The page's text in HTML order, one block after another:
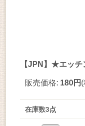
【JPN】★エッ
販売価格: 180円
在庫数3点